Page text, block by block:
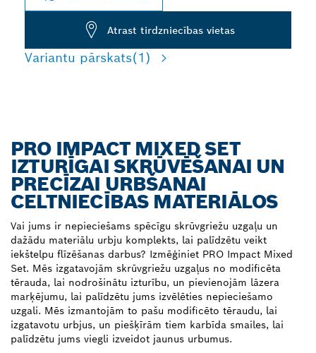
Atrast tirdzniecības vietas
Variantu pārskats(1)
PRO IMPACT MIXED SET
IZTURĪGAI SKRŪVĒŠANAI UN
PRECĪZAI URBŠANAI
CELTNIECĪBAS MATERIĀLOS
Vai jums ir nepieciešams spēcīgu skrūvgriežu uzgaļu un
dažādu materiālu urbju komplekts, lai palīdzētu veikt
iekštelpu flīzēšanas darbus? Izmēģiniet PRO Impact Mixed
Set. Mēs izgatavojām skrūvgriežu uzgaļus no modificēta
tērauda, lai nodrošinātu izturību, un pievienojām lāzera
marķējumu, lai palīdzētu jums izvēlēties nepieciešamo
uzgali. Mēs izmantojām to pašu modificēto tēraudu, lai
izgatavotu urbjus, un piešķīrām tiem karbīda smailes, lai
palīdzētu jums viegli izveidot jaunus urbumus.